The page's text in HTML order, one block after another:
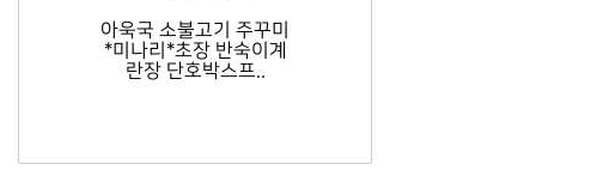
아욱국 소불고기 주꾸미
*미나리*초장 반숙이계
란장 단호박스프..